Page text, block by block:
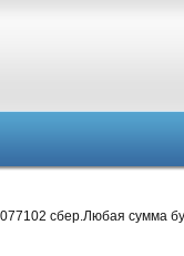
сбер.Любая сумма